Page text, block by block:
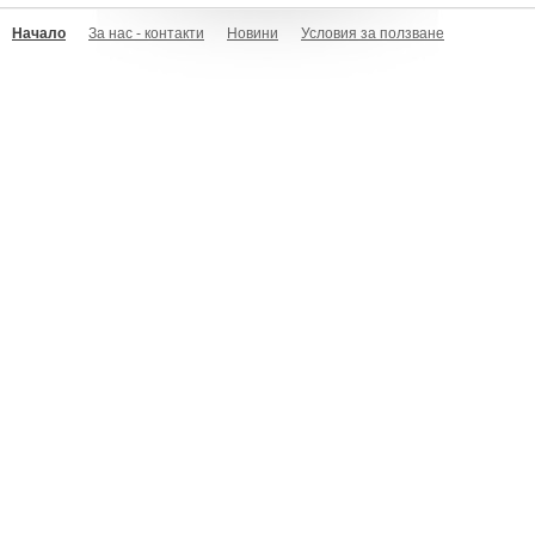
Начало За нас - контакти Новини Условия за ползване